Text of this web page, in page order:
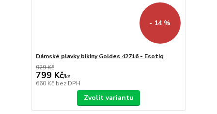
- 14 %
Dámské plavky bikiny Goldes 42716 - Esotiq
929 Kč
799 Kč/ks
660 Kč bez DPH
Zvolit variantu